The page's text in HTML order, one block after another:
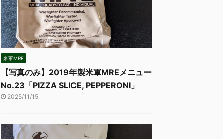
米軍MRE
【写真のみ】2019年製米軍MREメニュー
No.23「PIZZA SLICE, PEPPERONI」
2025/11/15